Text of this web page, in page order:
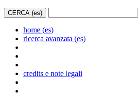
home (es)
ricerca avanzata (es)
credits e note legali